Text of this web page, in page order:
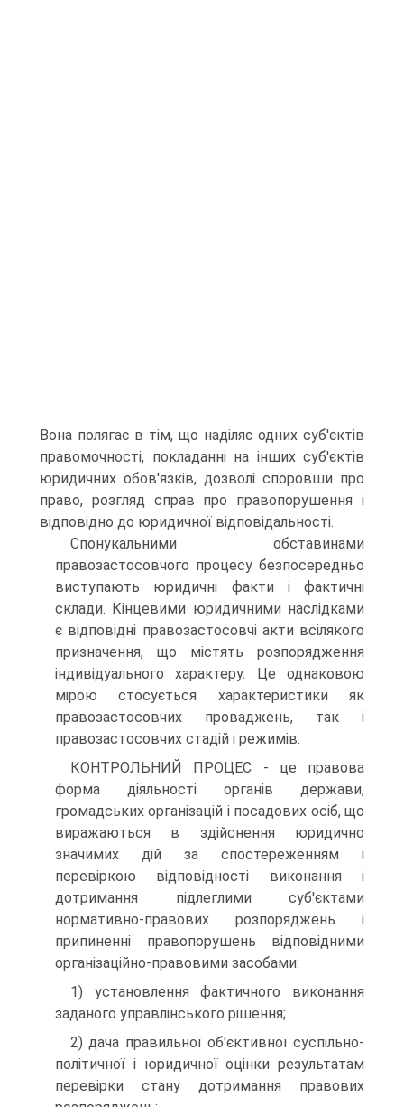
Вона полягає в тім, що наділяє одних суб'єктів
правомочності, покладанні на інших суб'єктів
юридичних обов'язків, дозволі споровши про
право, розгляд справ про правопорушення і
відповідно до юридичної відповідальності.
Спонукальними обставинами
правозастосовчого процесу безпосередньо
виступають юридичні факти і фактичні
склади. Кінцевими юридичними наслідками
є відповідні правозастосовчі акти всілякого
призначення, що містять розпорядження
індивідуального характеру. Це однаковою
мірою стосується характеристики як
правозастосовчих проваджень, так і
правозастосовчих стадій і режимів.
КОНТРОЛЬНИЙ ПРОЦЕС - це правова
форма діяльності органів держави,
громадських організацій і посадових осіб, що
виражаються в здійснення юридично
значимих дій за спостереженням і
перевіркою відповідності виконання і
дотримання підлеглими суб'єктами
нормативно-правових розпоряджень і
припиненні правопорушень відповідними
організаційно-правовими засобами:
1) установлення фактичного виконання
заданого управлінського рішення;
2) дача правильної об'єктивної суспільно-
політичної і юридичної оцінки результатам
перевірки стану дотримання правових